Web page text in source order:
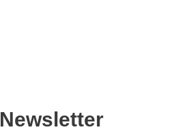
Newsletter